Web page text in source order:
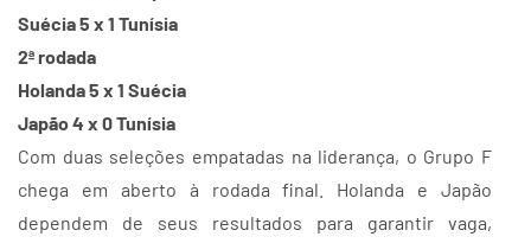
Suécia 5 x 1 Tunísia
2ª rodada
Holanda 5 x 1 Suécia
Japão 4 x 0 Tunísia
Com duas seleções empatadas na liderança, o Grupo F
chega em aberto à rodada final. Holanda e Japão
dependem de seus resultados para garantir vaga,